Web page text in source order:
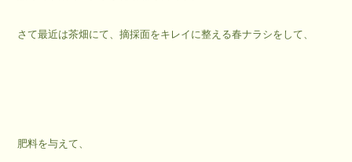
さて最近は茶畑にて、摘採面をキレイに整える春ナラシをして、
肥料を与えて、